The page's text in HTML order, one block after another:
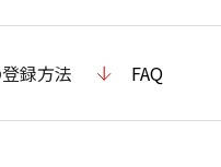
録方法 FAQ